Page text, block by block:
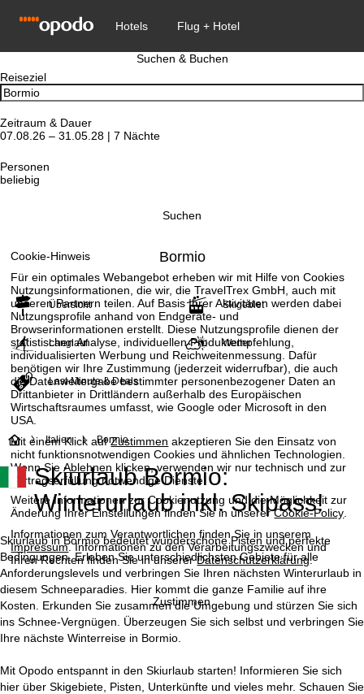
Cookie-Hinweis
Für ein optimales Webangebot erheben wir mit Hilfe von Cookies
Nutzungsinformationen, die wir, die TravelTrex GmbH, auch mit
unseren Partnern teilen. Auf Basis Ihrer Aktivitäten werden dabei
Nutzungsprofile anhand von Endgeräte- und
Browserinformationen erstellt. Diese Nutzungsprofile dienen der
statistischen Analyse, individuellen Produktempfehlung,
individualisierten Werbung und Reichweitenmessung. Dafür
benötigen wir Ihre Zustimmung (jederzeit widerrufbar), die auch
die Datenweitergabe bestimmter personenbezogener Daten an
Drittanbieter in Drittländern außerhalb des Europäischen
Wirtschaftsraumes umfasst, wie Google oder Microsoft in den
USA.
Mit einem Klick aufZustimmen akzeptieren Sie den Einsatz von
nicht funktionsnotwendigen Cookies und ähnlichen Technologien.
Wenn SieAblehnen klicken, verwenden wir nur technisch und zur
Vertragserfüllung notwendige Dienste.
Weitere Informationen zur Cookienutzung und die Möglichkeit zur
Änderung Ihrer Einstellungen finden Sie in unsererCookie-Policy.
Informationen zum Verantwortlichen finden Sie in unserem
Impressum. Informationen zu den Verarbeitungszwecken und
Ihren Rechten finden Sie in unsererDatenschutzerklärung.
Zustimmen
Suchen & Buchen
Reiseziel
Zeitraum & Dauer
07.08.26 – 31.05.28 | 7 Nächte
Personen
beliebig
Suchen
Bormio
Übersicht Skigebiet
Langlauf Wetter
Last-Minute & Deals
S
t
a
r
t
s
e
i
Italien Bormio
Skiurlaub Bormio:
Winterurlaub inkl. Skipass!
Skiurlaub in Bormio bedeutet wunderschöne Pisten und perfekte
Bedingungen. Erleben Sie unterschiedlichsten Gebiete für alle
Anforderungslevels und verbringen Sie Ihren nächsten Winterurlaub in
diesem Schneeparadies. Hier kommt die ganze Familie auf ihre
Kosten. Erkunden Sie zusammen die Umgebung und stürzen Sie sich
ins Schnee-Vergnügen. Überzeugen Sie sich selbst und verbringen Sie
Ihre nächste Winterreise in Bormio.
Mit Opodo entspannt in den Skiurlaub starten! Informieren Sie sich
hier über Skigebiete, Pisten, Unterkünfte und vieles mehr. Schauen Sie